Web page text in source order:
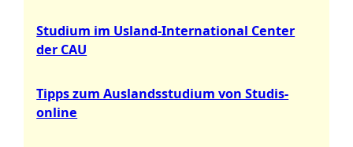
Studium im Usland-International Center
der CAU
Tipps zum Auslandsstudium von Studis-
online